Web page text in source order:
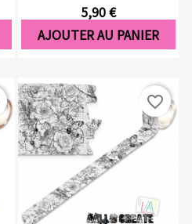
5,90 €
AJOUTER AU PANIER
favorite_border